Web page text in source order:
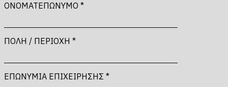
ΟΝΟΜΑΤΕΠΩΝΥΜΟ *
ΠΟΛΗ / ΠΕΡΙΟΧΗ *
ΕΠΩΝΥΜΙΑ ΕΠΙΧΕΙΡΗΣΗΣ *